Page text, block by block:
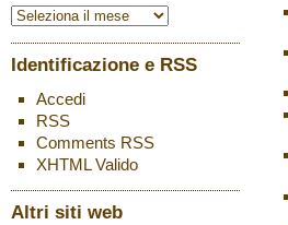
Identificazione e RSS
Accedi
RSS
Comments RSS
XHTMLValido
Altri siti web